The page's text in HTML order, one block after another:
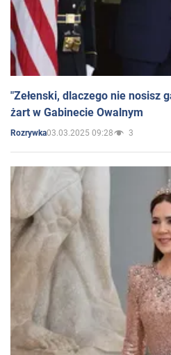
"Zełenski, dlaczego nie nosisz
żart w Gabinecie Owalnym
Rozrywka03.03.2025 09:28 3